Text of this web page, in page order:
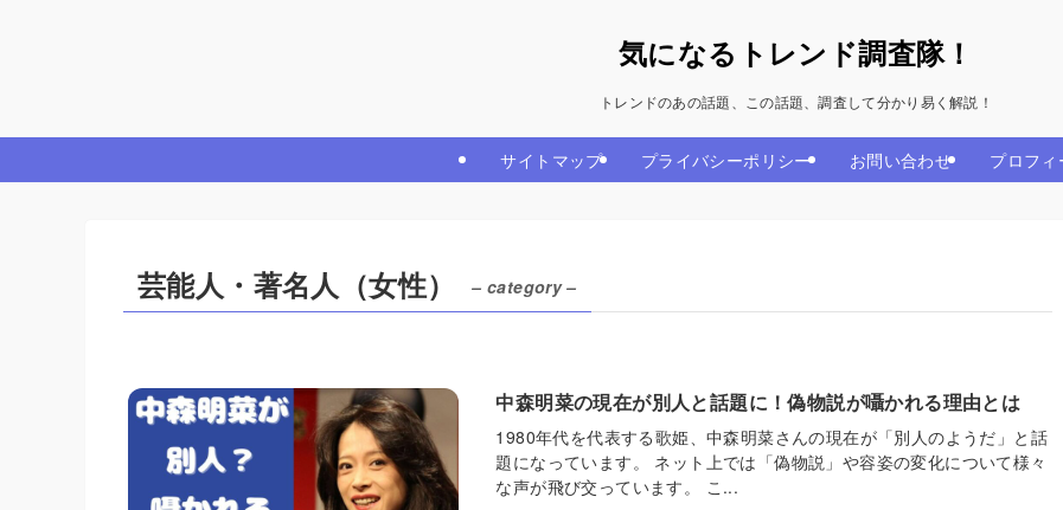
気になるトレンド調査隊！
トレンドのあの話題、この話題、調査して分かり易く解説！
サイトマップ プライバシーポリシー お問い合わせ プロフィ
芸能人・著名人（女性） – category –
中森明菜の現在が別人と話題に！偽物説が囁かれる理由とは
1980年代を代表する歌姫、中森明菜さんの現在が「別人のようだ」と話
題になっています。 ネット上では「偽物説」や容姿の変化について様々
な声が飛び交っています。 こ...